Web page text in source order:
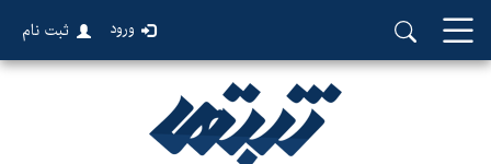
ورود ثبت نام